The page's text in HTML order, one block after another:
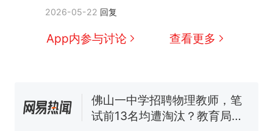
2026-05-22 回复
App内参与讨论 查看更多
因老师一句“跟我回家”改写了
人生
新 费大厨“全国小炒肉大王”称
佛山一中学招聘物理教师，笔
试前13名均遭淘汰？教育局：